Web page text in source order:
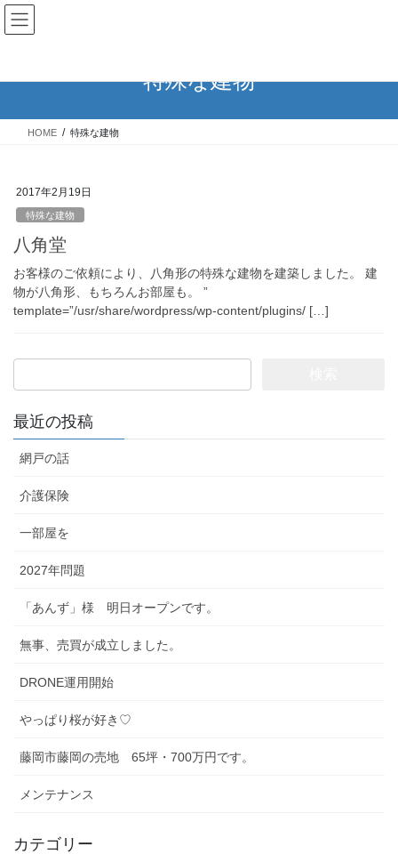
コ
ン
ツ
ス
ナ
ビ
シ
ン
特殊な建物
HOME 特殊な建物
2017年2月19日
特殊な建物
八角堂
お客様のご依頼により、八角形の特殊な建物を建築しました。 建
物が八角形、もちろんお部屋も。 ”
template=”/usr/share/wordpress/wp-content/plugins/ […]
索:
最近の投稿
網戸の話
介護保険
一部屋を
2027年問題
「あんず」様 明日オープンです。
無事、売買が成立しました。
DRONE運用開始
やっぱり桜が好き♡
藤岡市藤岡の売地 65坪・700万円です。
メンテナンス
カテゴリー